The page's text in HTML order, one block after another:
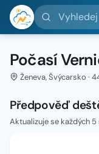
Vyhledej
Počasí
Ženeva, Švýcarsko ·
Předpověď
Aktualizuje se každých 5